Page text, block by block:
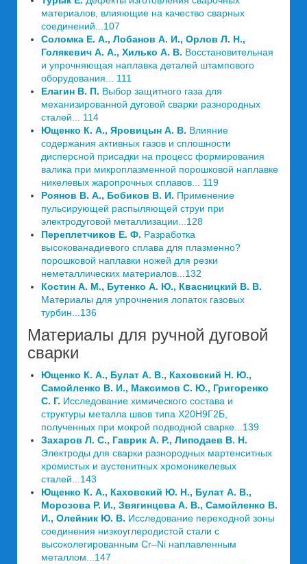
материалов, влияющие на качество сварных
соединений...107
Соломка Е. А., Лобанов А. И., Орлов Л. Н.,
Голякевич А. А., Хилько А. В. Восстановительная
и упрочняющая наплавка деталей штампового
оборудования... 111
Елагин В. П. Выбор защитного газа для
механизированной дуговой сварки разнородных
сталей... 114
Ющенко К. А., Яровицын А. В. Влияние
содержания активных газов и сплошности
дисперсной присадки на процесс формирования
валика при микроплазменной порошковой наплавке
никелевых жаропрочных сплавов... 119
Роянов В. А., Бобиков В. И. Применение
пульсирующей распыляющей струи при
электродуговой металлизации...128
Переплетчиков Е. Ф. Разработка
высокованадиевого сплава для плазменно?
порошковой наплавки ножей для резки
неметаллических материалов...132
Костин А. М., Бутенко А. Ю., Квасницкий В. В.
Материалы для упрочнения лопаток газовых
турбин...136
Материалы для ручной дуговой
сварки
Ющенко К. А., Булат А. В., Каховский Н. Ю.,
Самойленко В. И., Максимов С. Ю., Григоренко
С. Г. Исследование химического состава и
структуры металла швов типа Х20Н9Г2Б,
полученных при мокрой подводной сварке...139
Захаров Л. С., Гаврик А. Р., Липодаев В. Н.
Электроды для сварки разнородных мартенситных
хромистых и аустенитных хромоникелевых
сталей...143
Ющенко К. А., Каховский Ю. Н., Булат А. В.,
Морозова Р. И., Звягинцева А. В., Самойленко В.
И., Олейник Ю. В. Исследование переходной зоны
соединения низкоуглеродистой стали с
высоколегированным Cr–Ni наплавленным
металлом...147